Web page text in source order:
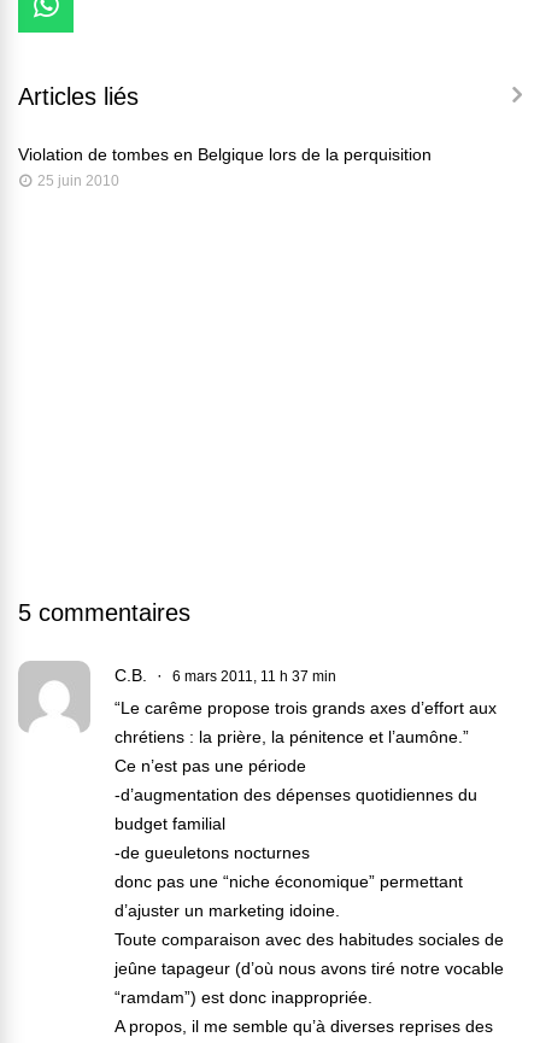
Articles liés
Violation de tombes en Belgique lors de la perquisition
25 juin 2010
5 commentaires
C.B. 6 mars 2011, 11 h 37 min
“Le carême propose trois grands axes d’effort aux
chrétiens : la prière, la pénitence et l’aumône.”
Ce n’est pas une période
-d’augmentation des dépenses quotidiennes du
budget familial
-de gueuletons nocturnes
donc pas une “niche économique” permettant
d’ajuster un marketing idoine.
Toute comparaison avec des habitudes sociales de
jeûne tapageur (d’où nous avons tiré notre vocable
“ramdam”) est donc inappropriée.
A propos, il me semble qu’à diverses reprises des